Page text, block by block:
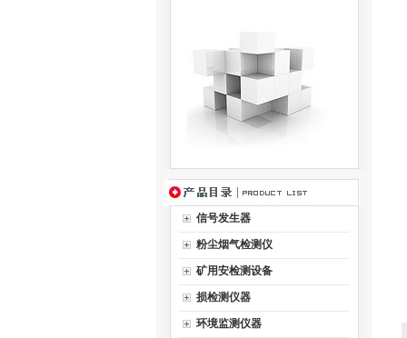
信号发生器
粉尘烟气检测仪
矿用安检测设备
损检测仪器
环境监测仪器